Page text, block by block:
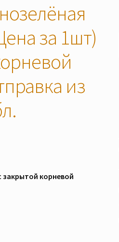
за 1шт)
из
закрытой корневой